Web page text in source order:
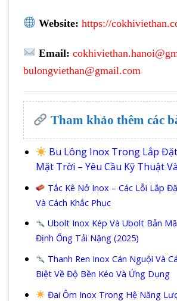
Website: https://
Email:
bulongviethan@gmail.com
Tham khảo thêm các
Bu Lông Inox Trong Lắp
Mặt Trời – Yêu Cầu Kỹ Thuật
Tắc Kê Nở Inox – Các Lỗi Lắp
Và Cách Khắc Phục
Ubolt Inox Kép Và Ubolt Bản
Định Ống Tải Nặng (2025)
Thanh Ren Inox Cán Nguội Và
Biệt Về Độ Bền Kéo Và Ứng Dụng
Đai Ôm Inox Trong Hệ Năng